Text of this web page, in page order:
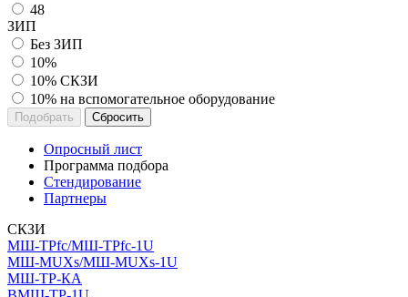
48
ЗИП
Без ЗИП
10%
10% СКЗИ
10% на вспомогательное оборудование
Сбросить
Опросный лист
Программа подбора
Стендирование
Партнеры
СКЗИ
МШ-ТРfc/МШ-ТРfc-1U
МШ-MUXs/МШ-MUXs-1U
МШ-ТР-КА